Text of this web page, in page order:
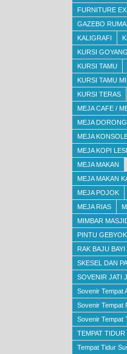
FURNITURE
GAZEBO
KALIGRAFI
KURSI GOYANG
KURSI TAMU
KURSI TAMU
KURSI TERAS
MEJA CAFE /
MEJA
MEJA
MEJA KOPI
MEJA MAKAN
MEJA MAKAN
MEJA POJOK
MEJA RIAS
MIMBAR
PINTU GEBYOK
RAK BAJU BAYI
SKESEL DAN
SOVENIR JATI
Sovenir Tempat
Sovenir Tempat
Sovenir Tempat
TEMPAT TIDUR
Tempat Tidur